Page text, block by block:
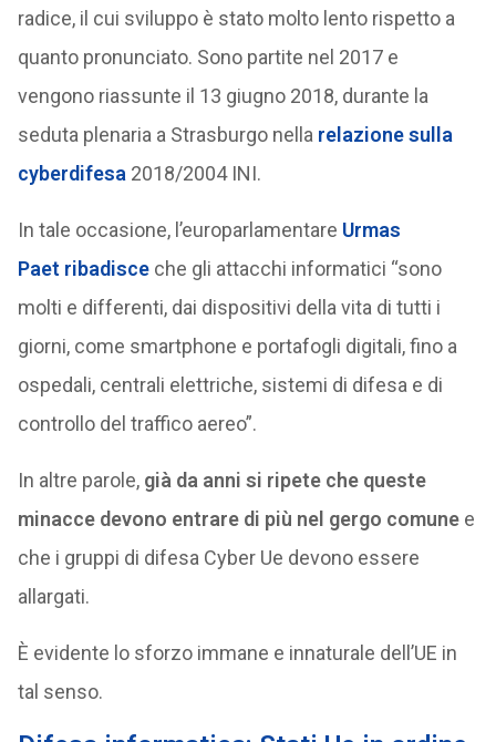
radice, il cui sviluppo è stato molto lento rispetto a
quanto pronunciato. Sono partite nel 2017 e
vengono riassunte il 13 giugno 2018, durante la
seduta plenaria a Strasburgo nella relazione sulla
cyberdifesa 2018/2004 INI.
In tale occasione, l’europarlamentare Urmas
Paet ribadisceche gli attacchi informatici “sono
molti e differenti, dai dispositivi della vita di tutti i
giorni, come smartphone e portafogli digitali, fino a
ospedali, centrali elettriche, sistemi di difesa e di
controllo del traffico aereo”.
In altre parole, già da anni si ripete che queste
minacce devono entrare di più nel gergo comunee
che i gruppi di difesa Cyber Ue devono essere
allargati.
È evidente lo sforzo immane e innaturale dell’UE in
tal senso.